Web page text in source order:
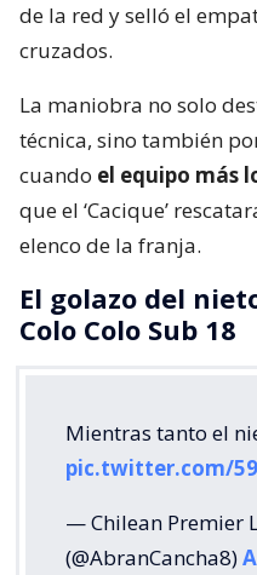
de la red y selló el
cruzados.
La maniobra no solo
técnica, sino también
cuando el equipo más
que el ‘Cacique’
elenco de la franja.
El golazo del
Colo Colo Sub 18
Mientras tanto el
pic.twitter.com/
— Chilean Premier
(@AbranCancha8)